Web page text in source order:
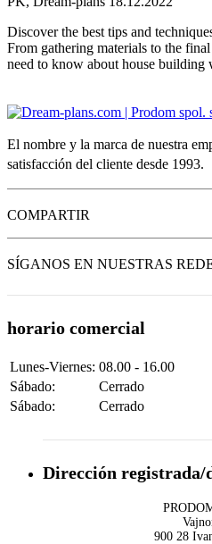
Discover the best tips and
From gathering materials to the
need to know about house building
El nombre y la marca de nuestra
satisfacción del cliente desde 1993.
COMPARTIR
SÍGANOS EN NUESTRAS
horario comercial
Lunes-Viernes: 08.00 - 16.00
Sábado:
Cerrado
Sábado:
Cerrado
Dirección registrada/
900 28